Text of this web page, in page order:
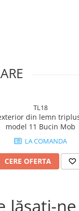
TL18
din lemn
model 11 Bucin Mob
LA COMANDA
CERE OFERTA